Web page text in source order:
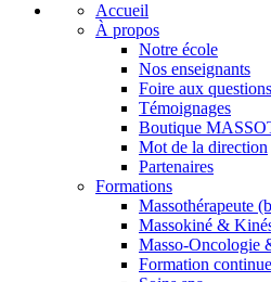
Accueil
À propos
Notre école
Nos enseignants
Foire aux questions
Témoignages
Boutique
Mot de la direction
Partenaires
Formations
Massothérapeute
Massokiné &
Masso-Oncologie
Formation